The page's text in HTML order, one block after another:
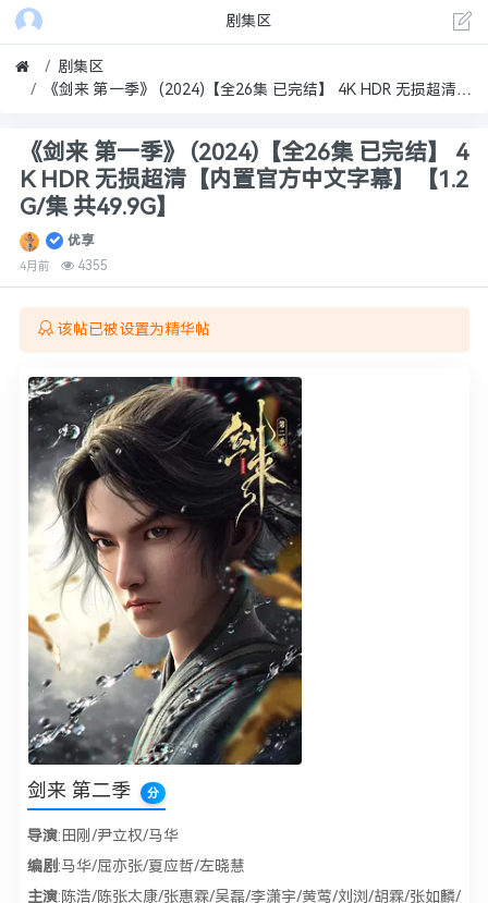
剧集区
剧集区
《剑来 第一季》 (2024)【全26集 已完结】 4K HDR 无损超清【内置官方中文字幕】【1.2G/集 共49.9G】
《剑来 第一季》 (2024)【全26集 已完结】 4
K HDR 无损超清【内置官方中文字幕】【1.2
G/集 共49.9G】
优享
4月前 4355
该帖已被设置为精华帖
剑来 第二季 分
导演:田刚/尹立权/马华
编剧:马华/屈亦张/夏应哲/左晓慧
主演:陈浩/陈张太康/张惠霖/吴磊/李潇宇/黄莺/刘浏/胡霖/张如麟/